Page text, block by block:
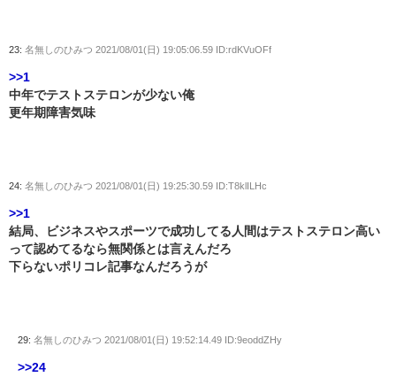
23: 名無しのひみつ 2021/08/01(日) 19:05:06.59 ID:rdKVuOFf
>>1
中年でテストステロンが少ない俺
更年期障害気味
24: 名無しのひみつ 2021/08/01(日) 19:25:30.59 ID:T8klILHc
>>1
結局、ビジネスやスポーツで成功してる人間はテストステロン高い
って認めてるなら無関係とは言えんだろ
下らないポリコレ記事なんだろうが
29: 名無しのひみつ 2021/08/01(日) 19:52:14.49 ID:9eoddZHy
>>24